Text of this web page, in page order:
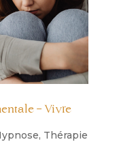
– Vivre
, Thérapie